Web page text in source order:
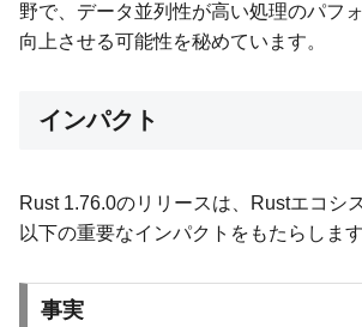
野で、データ並列性が高い処理のパフ
向上させる可能性を秘めています。
インパクト
Rust 1.76.0のリリースは、Rustエコシ
以下の重要なインパクトをもたらします
事実